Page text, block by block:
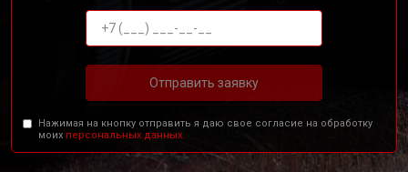
Отправить заявку
Нажимая на кнопку отправить я даю свое согласие на обработку
моих персональных данных.